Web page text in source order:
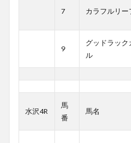
7 カラフルリー
9
グッドラック
ル
水沢4R
馬
番
馬名